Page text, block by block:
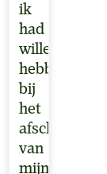
ik
had
willen
hebben
bij
het
afscheid
van
mijn